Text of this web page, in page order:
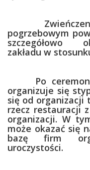
pogrzebowym
szczegółowo
zakładu w
Po ceremonii
organizuje się
się od organizacji
rzecz restauracji
organizacji. W
może okazać się
bazę firm
uroczystości.